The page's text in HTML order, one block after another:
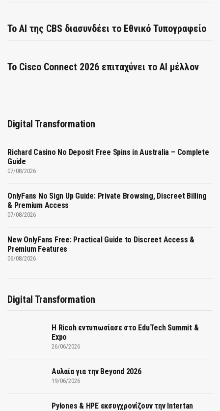
Το AI της CBS διασυνδέει το Εθνικό Τυπογραφείο
Το Cisco Connect 2026 επιταχύνει το AI μέλλον
Digital Transformation
Richard Casino No Deposit Free Spins in Australia – Complete
Guide
07/08/2026
OnlyFans No Sign Up Guide: Private Browsing, Discreet Billing
& Premium Access
07/08/2026
New OnlyFans Free: Practical Guide to Discreet Access &
Premium Features
06/08/2026
Digital Transformation
Η Ricoh εντυπωσίασε στο EduTech Summit &
Expo
26/06/2026
Αυλαία για την Beyond 2026
19/06/2026
Pylones & HPE εκσυγχρονίζουν την Intertan